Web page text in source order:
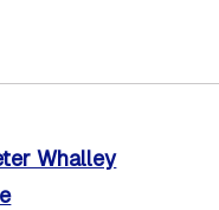
Whalley